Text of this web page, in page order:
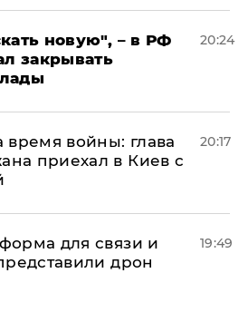
новую", – в РФ
закрывать
20:24
время войны: глава
приехал в Киев с
20:17
для связи и
дрон
19:49